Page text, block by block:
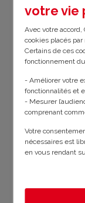
Bilan
énergétique
- Montant
du bien :3898€.
- Montant
du bien :5274€.
votre vie
Avec votre
cookies placés
Certains de ces
fonctionnement
- Améliorer votre
fonctionnalités et
- Mesurer
comprenant
Votre
nécessaires est
en vous rendant